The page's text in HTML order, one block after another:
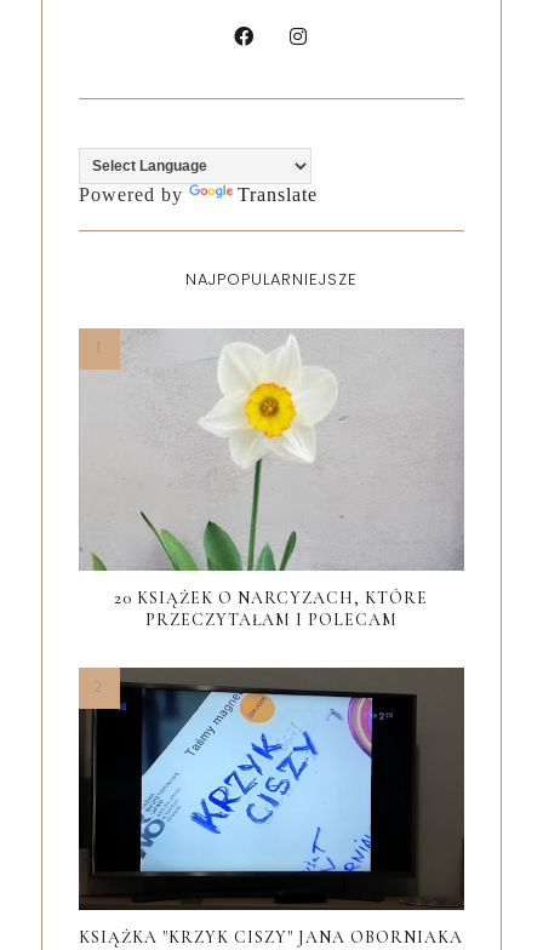
Powered by Translate
NAJPOPULARNIEJSZE
20 KSIĄŻEK O NARCYZACH, KTÓRE
PRZECZYTAŁAM I POLECAM
KSIĄŻKA "KRZYK CISZY" JANA OBORNIAKA